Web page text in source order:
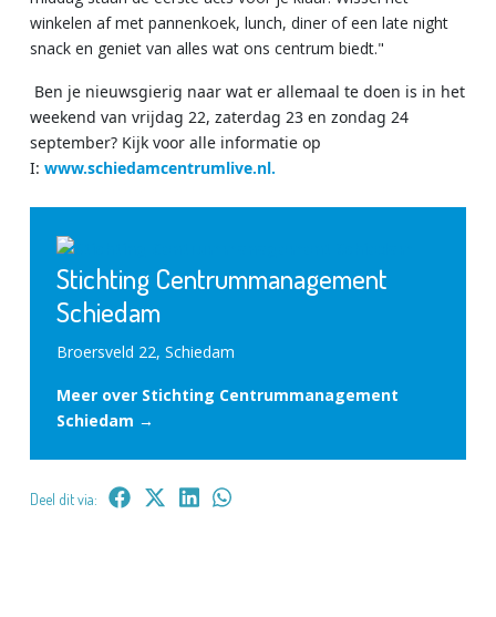
winkelen af met pannenkoek, lunch, diner of een late night
snack en geniet van alles wat ons centrum biedt."
Ben je nieuwsgierig naar wat er allemaal te doen is in het
weekend van vrijdag 22, zaterdag 23 en zondag 24
september? Kijk voor alle informatie op
I: www.schiedamcentrumlive.nl.
Stichting Centrummanagement
Schiedam
Broersveld 22, Schiedam
Meer over Stichting Centrummanagement
Schiedam →
Deel dit via: